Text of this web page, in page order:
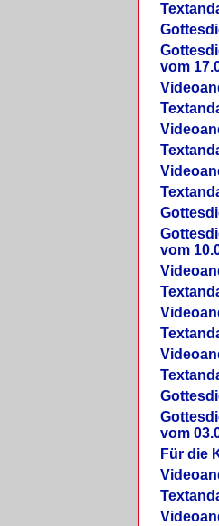
vom
vom
vom
Für die